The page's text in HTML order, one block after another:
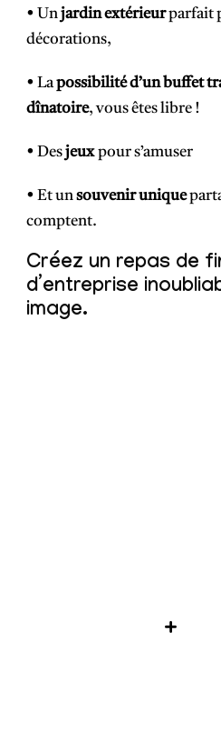
• Unjardin extérieurparfait
décorations,
• Lapossibilité d’un buffet
dînatoire, vous êtes libre !
• Desjeuxpour s’amuser
• Et unsouvenir unique
comptent.
Créez un repas de
d’entreprise
image.
+